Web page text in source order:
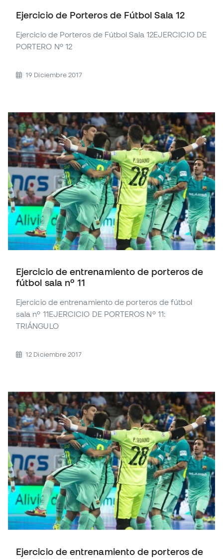
Ejercicio de Porteros de Fútbol Sala 12
Ejercicio de Porteros de Fútbol Sala 12EJERCICIO DE
PORTERO Nº 12
19 Diciembre 2017
Ejercicio de entrenamiento de porteros de
fútbol sala nº 11
Ejercicio de entrenamiento de porteros de fútbol
sala nº 11EJERCICIO DE PORTEROS Nº 11:
TRIÁNGULO
12 Diciembre 2017
Ejercicio de entrenamiento de porteros de